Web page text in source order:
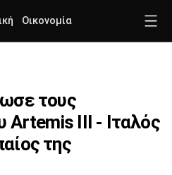
Οικονομία
τους
Artemis III - Ιταλός
της